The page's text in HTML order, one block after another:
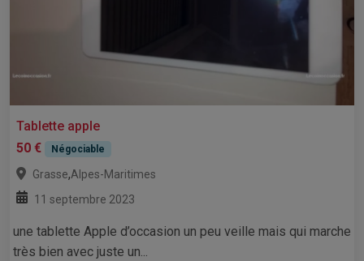
Tablette apple
50 €
Négociable
Grasse,Alpes-Maritimes
11 septembre 2023
une tablette Apple d’occasion un peu veille mais qui marche
très bien avec juste un...